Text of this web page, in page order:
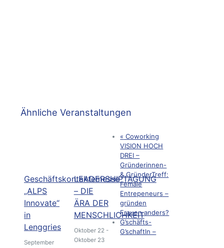
Ähnliche Veranstaltungen
Geschäftskontaktemesse
„ALPS
Innovate“
in
Lenggries
September
LEADERSHIPTAGUNG
– DIE
ÄRA DER
MENSCHLICHKEIT
Oktober 22-
Oktober 23
« Coworking
VISION HOCH
DREI –
Gründerinnen-
& GründerTreff:
Female
Entrepeneurs –
gründen
Frauen anders?
G’schäfts-
G’schaftln –